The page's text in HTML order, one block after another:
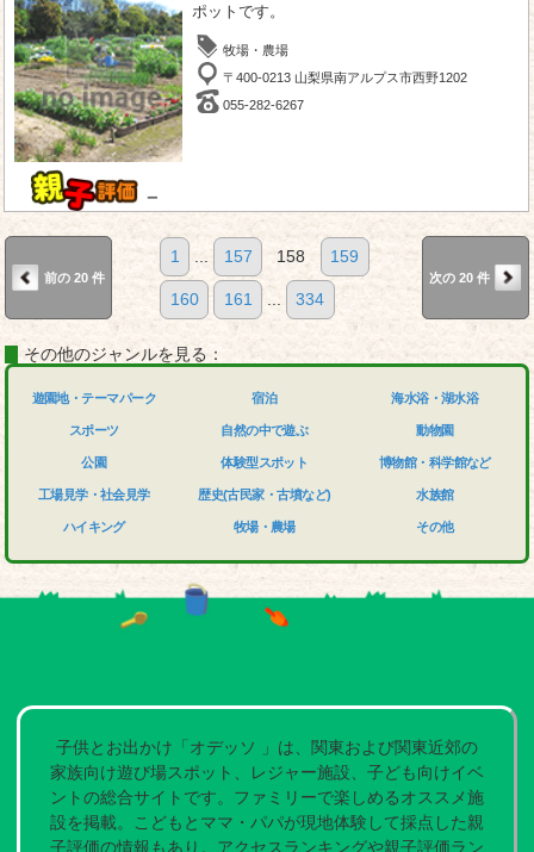
－
ポットです。
牧場・農場
〒400-0213 山梨県南アルプス市西野1202
055-282-6267
前の 20 件
1 ... 157 158 159
160 161 ... 334
次の 20 件
その他のジャンルを見る：
遊園地・テーマパーク
スポーツ
公園
工場見学・社会見学
ハイキング
宿泊
自然の中で遊ぶ
体験型スポット
歴史(古民家・古墳など)
牧場・農場
海水浴・湖水浴
動物園
博物館・科学館など
水族館
その他
子供とお出かけ「オデッソ 」は、関東および関東近郊の
家族向け遊び場スポット、レジャー施設、子ども向けイベ
ントの総合サイトです。ファミリーで楽しめるオススメ施
設を掲載。こどもとママ・パパが現地体験して採点した親
子評価の情報もあり。アクセスランキングや親子評価ラン